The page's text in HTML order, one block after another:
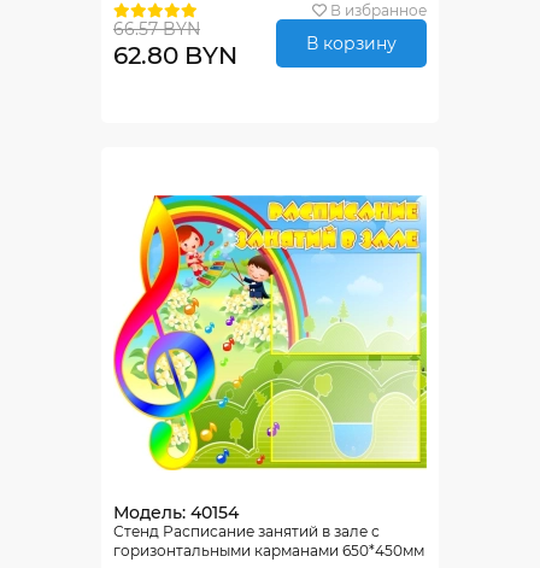
В избранное
66.57 BYN
62.80 BYN В корзину
Модель: 40154
Стенд Расписание занятий в зале с
горизонтальными карманами 650*450мм